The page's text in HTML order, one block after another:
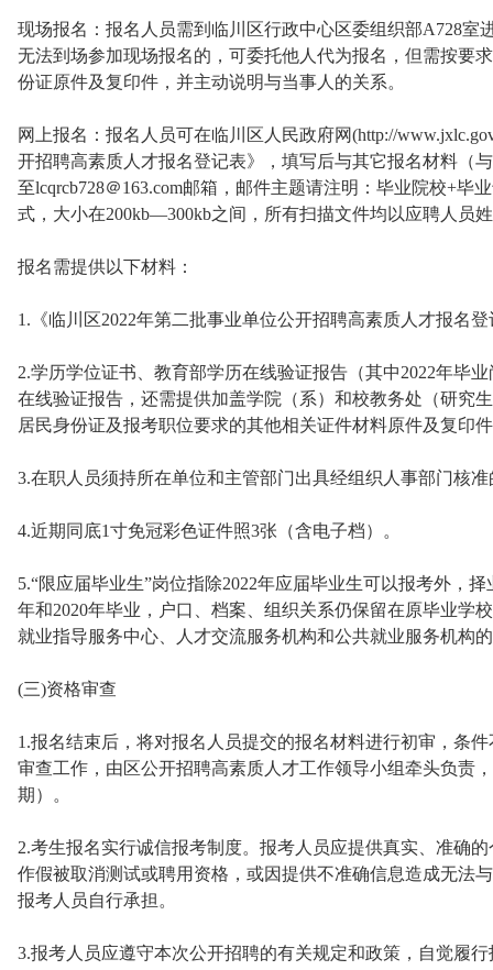
现场报名：报名人员需到临川区行政中心区委组织部A728室
无法到场参加现场报名的，可委托他人代为报名，但需按要
份证原件及复印件，并主动说明与当事人的关系。
网上报名：报名人员可在临川区人民政府网(http://
开招聘高素质人才报名登记表》，填写后与其它报名材料（
至lcqrcb728＠163.com邮箱，邮件主题请注明：毕业院校+毕
式，大小在200kb—300kb之间，所有扫描文件均以应聘人员
报名需提供以下材料：
1.《临川区2022年第二批事业单位公开招聘高素质人才报名
2.学历学位证书、教育部学历在线验证报告（其中2022年毕
在线验证报告，还需提供加盖学院（系）和校教务处（研究
居民身份证及报考职位要求的其他相关证件材料原件及复印
3.在职人员须持所在单位和主管部门出具经组织人事部门核
4.近期同底1寸免冠彩色证件照3张（含电子档）。
5.“限应届毕业生”岗位指除2022年应届毕业生可以报考外，
年和2020年毕业，户口、档案、组织关系仍保留在原毕业学
就业指导服务中心、人才交流服务机构和公共就业服务机构
(三)资格审查
1.报名结束后，将对报名人员提交的报名材料进行初审，条
审查工作，由区公开招聘高素质人才工作领导小组牵头负责
期）。
2.考生报名实行诚信报考制度。报考人员应提供真实、准确
作假被取消测试或聘用资格，或因提供不准确信息造成无法
报考人员自行承担。
3.报考人员应遵守本次公开招聘的有关规定和政策，自觉履